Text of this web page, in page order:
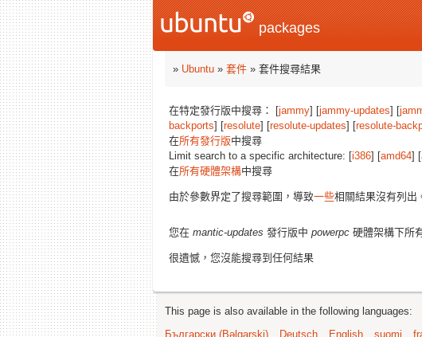
packages
» Ubuntu » 套件 » 套件搜尋結果
在特定發行版中搜尋： [jammy] [jammy-updates] [
backports] [resolute] [resolute-updates] [resolute-
在所有發行版中搜尋
Limit search to a specific architecture: [i386] [amd64] [
在所有硬體架構中搜尋
由於參數界定了搜尋範圍，導致一些相關結果沒有列出
您在 mantic-updates 發行版中 powerpc 硬體架構下所
很遺憾，您沒能搜尋到任何結果
This page is also available in the following languages:
Български (Bəlgarski)
Deutsch English suomi